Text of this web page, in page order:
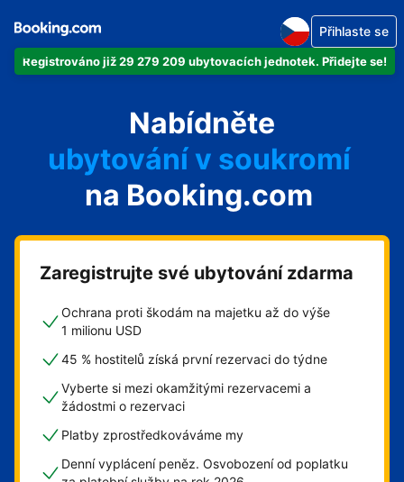
Registrováno již 29 279 209 ubytovacích jednotek. Přidejte se!
Přihlaste se
Nabídněte
svůj byt
svůj hotel
ubytování v soukromí
svůj penzion
svou chatu
na Booking.com
Zaregistrujte své ubytování zdarma
Ochrana proti škodám na majetku až do výše
1 milionu USD
45 % hostitelů získá první rezervaci do týdne
Vyberte si mezi okamžitými rezervacemi a
žádostmi o rezervaci
Platby zprostředkováváme my
Denní vyplácení peněz. Osvobození od poplatku